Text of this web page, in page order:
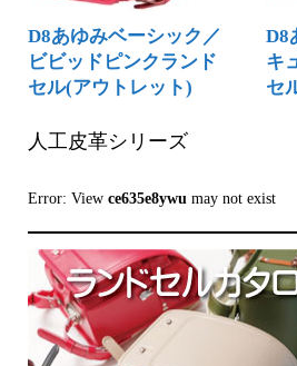
D8あゆみベーシック／
ビビッドピンクランド
セル(アウトレット)
D8
キ
セ
人工皮革シリーズ
Error: View ce635e8ywumay not exist